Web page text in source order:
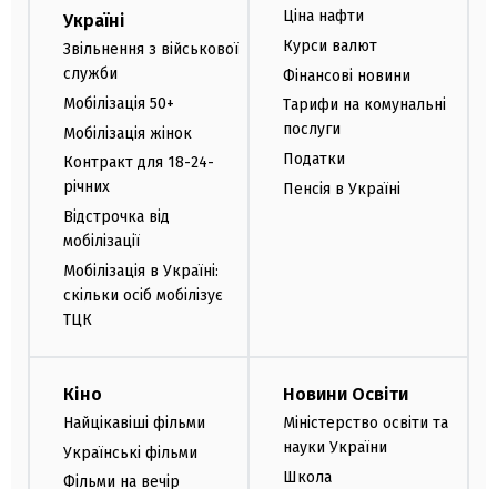
Україні
Звільнення з військової
служби
Мобілізація 50+
Мобілізація жінок
Контракт для 18-24-
річних
Відстрочка від
мобілізації
Мобілізація в Україні:
скільки осіб мобілізує
ТЦК
Ціна нафти
Курси валют
Фінансові новини
Тарифи на комунальні
послуги
Податки
Пенсія в Україні
Кіно
Найцікавіші фільми
Українські фільми
Фільми на вечір
Новини Освіти
Міністерство освіти та
науки України
Школа